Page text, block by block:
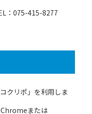
：075-415-8277
クリポ」を利用しま
または